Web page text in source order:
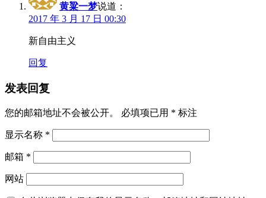
黄粱一梦说道：
2017 年 3 月 17 日 00:30
新自由主义
回复
发表回复
您的邮箱地址不会被公开。 必填项已用 * 标注
显示名称 *
邮箱 *
网站